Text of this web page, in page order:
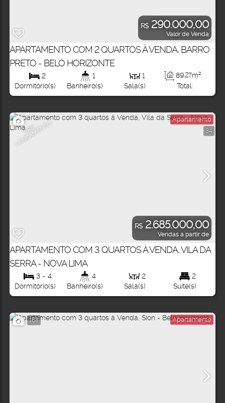
R$ 290.000,00
Valor de Venda
APARTAMENTO COM 2 QUARTOS À VENDA, BARRO
PRETO - BELO HORIZONTE
2
Dormitório(s)
1
Banheiro(s)
1
Sala(s)
Total:
89.27m²
P
R
É
-
L
A
N
Ç
A
M
E
N
T
O 34
Apartamento
R$ 2.685.000,00
Vendas a partir de
APARTAMENTO COM 3 QUARTOS À VENDA, VILA DA
SERRA - NOVA LIMA
3 ~ 4
Dormitório(s)
4
Banheiro(s)
2
Sala(s)
2
Suíte(s)
168 Apartamento